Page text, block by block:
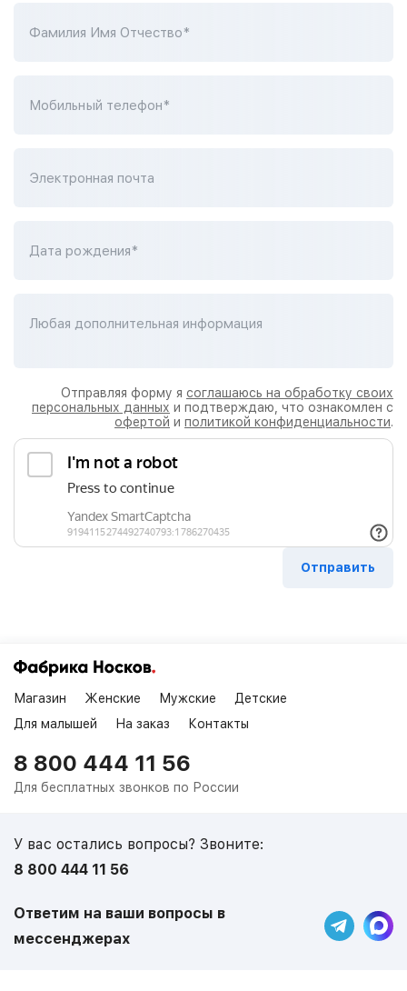
Фамилия Имя Отчество*
Мобильный телефон*
Электронная почта
Дата рождения*
Любая дополнительная информация
Отправляя форму я соглашаюсь на обработку своих
персональных данных и подтверждаю, что ознакомлен с
офертой и политикой конфиденциальности.
Магазин Женские Мужские
Детские
Для малышей
На заказ Контакты
8 800 444 11 56
Для бесплатных звонков по России
У вас остались вопросы? Звоните:
8 800 444 11 56
Ответим на ваши вопросы в
мессенджерах